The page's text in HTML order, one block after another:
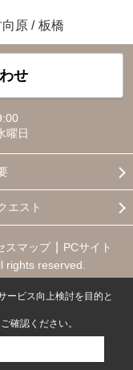
原 / 板橋
せ
曜日
エスト
スマップ
PCサイト
rights reserved.
ービス向上検討を目的と
確認ください。